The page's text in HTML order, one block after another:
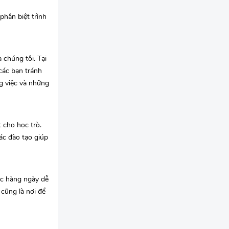
biệt trình
chúng tôi. Tại
bạn tránh
việc và những
cho học trò.
đào tạo giúp
hàng ngày dễ
là nơi để